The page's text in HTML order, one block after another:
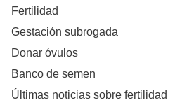
Fertilidad
Gestación subrogada
Donar óvulos
Banco de semen
Últimas noticias sobre fertilidad